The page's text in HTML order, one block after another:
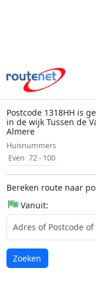
Postcode 1318HH is
in de wijk Tussen de
Almere
Huisnummers
Even 72 - 100
Bereken route naar
Vanuit:
Laden...
Zoeken